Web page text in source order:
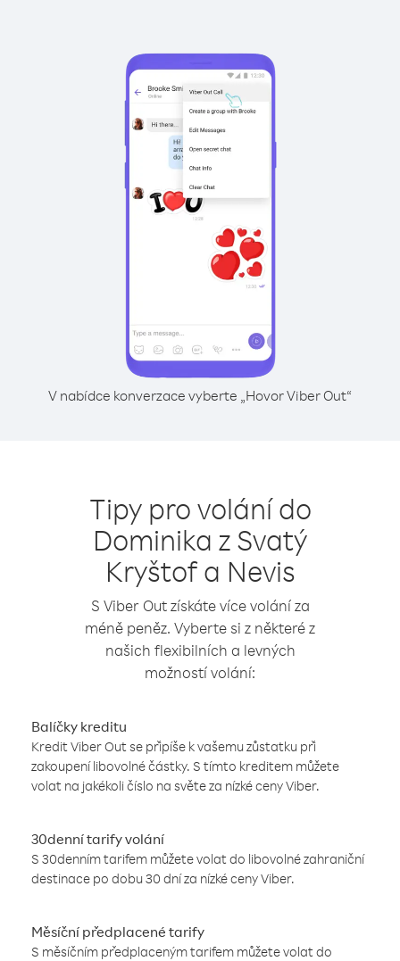
V nabídce konverzace vyberte „Hovor Viber Out“
Tipy pro volání do
Dominika z Svatý
Kryštof a Nevis
S Viber Out získáte více volání za
méně peněz. Vyberte si z některé z
našich flexibilních a levných
možností volání:
Balíčky kreditu
Kredit Viber Out se připíše k vašemu zůstatku při
zakoupení libovolné částky. S tímto kreditem můžete
volat na jakékoli číslo na světe za nízké ceny Viber.
30denní tarify volání
S 30denním tarifem můžete volat do libovolné zahraniční
destinace po dobu 30 dní za nízké ceny Viber.
Měsíční předplacené tarify
S měsíčním předplaceným tarifem můžete volat do